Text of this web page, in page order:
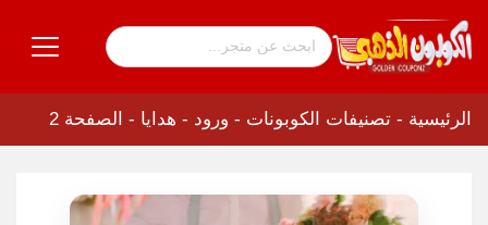
الرئيسية - تصنيفات الكوبونات - ورود - هدايا - الصفحة 2